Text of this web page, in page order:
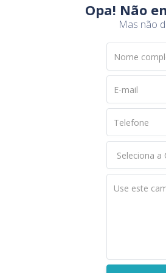
Opa! Não
Mas não
Nome
E-mail
Telefone
Use este